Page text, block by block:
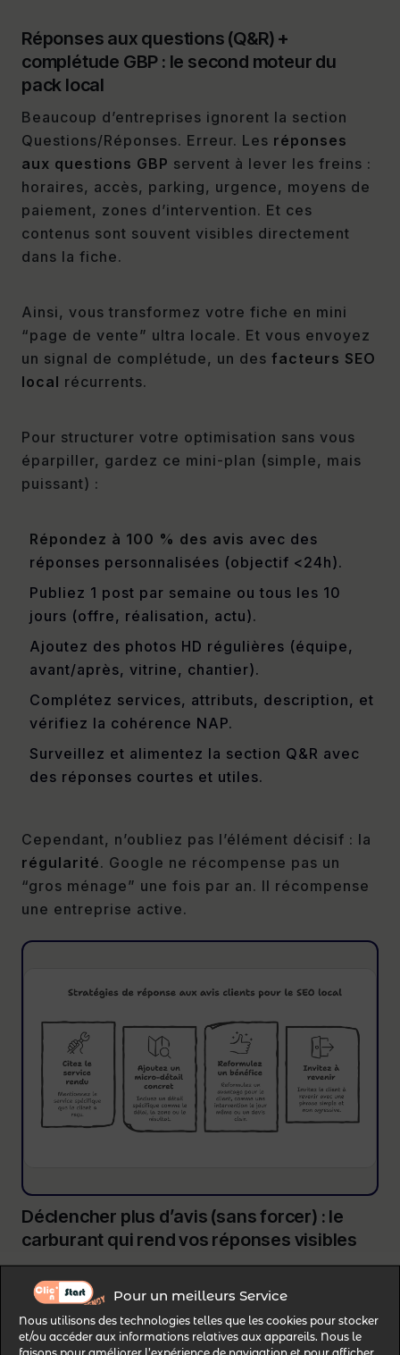
Pour un meilleurs Service
Nous utilisons des technologies telles que les cookies pour stocker
et/ou accéder aux informations relatives aux appareils. Nous le
Réponses aux questions (Q&R) +
complétude GBP : le second moteur du
pack local
Beaucoup d’entreprises ignorent la section
Questions/Réponses. Erreur. Les réponses
aux questions GBP servent à lever les freins :
horaires, accès, parking, urgence, moyens de
paiement, zones d’intervention. Et ces
contenus sont souvent visibles directement
dans la fiche.
Ainsi, vous transformez votre fiche en mini
“page de vente” ultra locale. Et vous envoyez
un signal de complétude, un des facteurs SEO
local récurrents.
Pour structurer votre optimisation sans vous
éparpiller, gardez ce mini-plan (simple, mais
puissant) :
Répondez à 100 % des avis avec des
réponses personnalisées (objectif <24h).
Publiez 1 post par semaine ou tous les 10
jours (offre, réalisation, actu).
Ajoutez des photos HD régulières (équipe,
avant/après, vitrine, chantier).
Complétez services, attributs, description, et
vérifiez la cohérence NAP.
Surveillez et alimentez la section Q&R avec
des réponses courtes et utiles.
Cependant, n’oubliez pas l’élément décisif : la
régularité. Google ne récompense pas un
“gros ménage” une fois par an. Il récompense
une entreprise active.
Déclencher plus d’avis (sans forcer) : le
carburant qui rend vos réponses visibles
Vous pouvez avoir les meilleuresréponses
aux avis Google , si vous avez 12 avis dont le
dernier date d’il y a 9 mois, vous plafonnerez.
Lepack localaime le “frais”.